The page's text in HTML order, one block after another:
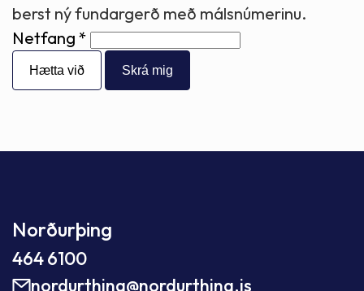
berst ný fundargerð með málsnúmerinu.
Netfang
Hætta við
Norðurþing
464 6100
nordurthing@nordurthing.is